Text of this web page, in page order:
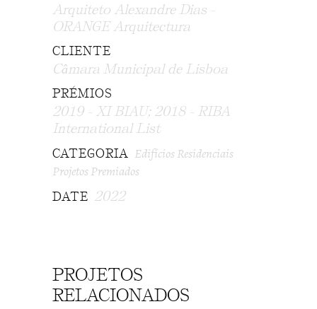
Arquiteto Alexandre Dias -
ORANGE Arquitectura
CLIENTE
Câmara Municipal de Lisboa
PRÉMIOS
2019 - XI BIAU; 2018 - RIBA
International List
CATEGORIA Edifícios Residenciais
Projetos Premiados
DATE 2022
PROJETOS
RELACIONADOS